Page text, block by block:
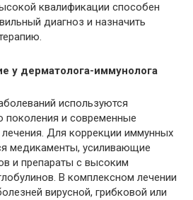
квалификации способен
диагноз и назначить
у дерматолога-иммунолога
используются
поколения и современные
Для коррекции иммунных
медикаменты, усиливающие
и препараты с высоким
В комплексном лечении
вирусной, грибковой или